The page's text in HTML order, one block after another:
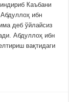
Каъбани
ибн
деб ўйлайсиз
Абдуллоҳ ибн
вақтидаги